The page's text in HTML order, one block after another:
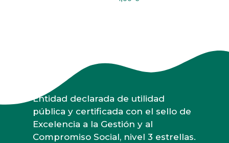
Entidad declarada de utilidad
pública y certificada con el sello de
Excelencia a la Gestión y al
Compromiso Social, nivel 3 estrellas.